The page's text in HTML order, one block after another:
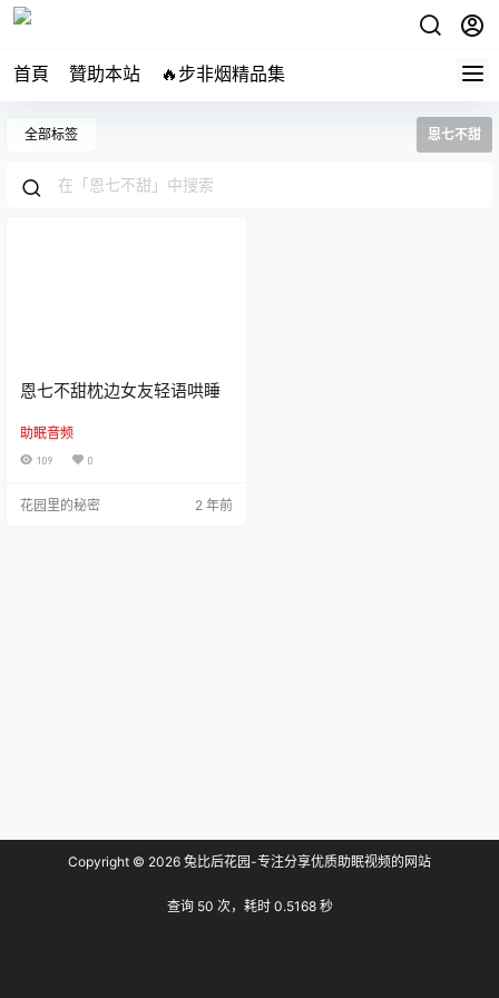
首頁 贊助本站 🔥步非烟精品集
全部标签 恩七不甜
恩七不甜枕边女友轻语哄睡
助眠音频
109 0
花园里的秘密 2 年前
Copyright © 2026 兔比后花园-专注分享优质助眠视频的网站
查询 50 次，耗时 0.5168 秒